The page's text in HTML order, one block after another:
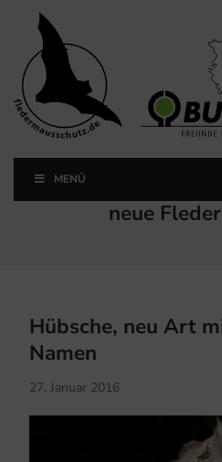
Landesfachausschuss
MENÜ
neue
Hübsche, neu Art
Namen
27. Januar 2016